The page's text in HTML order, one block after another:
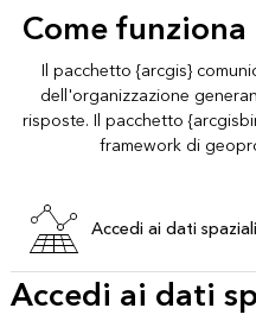
Come funziona
Il pacchetto {arcgis}
dell'organizzazione
risposte. Il pacchetto
framework di
Accedi ai dati spaziali
Accedi ai dati